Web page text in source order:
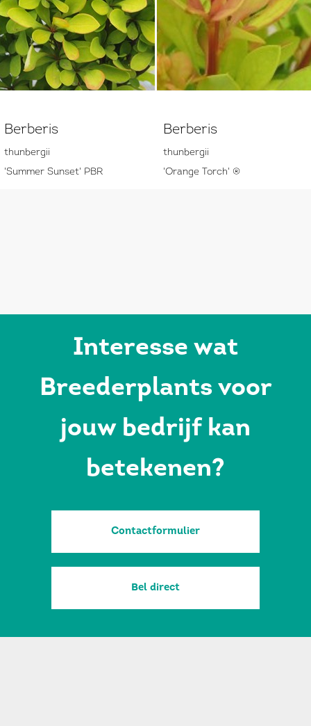
Berberis
thunbergii
'Summer Sunset' PBR
Berberis
thunbergii
'Orange Torch' ®
Interesse wat
Breederplants voor
jouw bedrijf kan
betekenen?
Contactformulier
Bel direct